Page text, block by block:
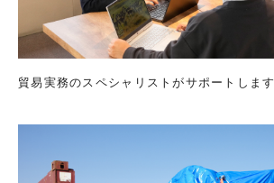
貿易実務のスペシャリストがサポートします